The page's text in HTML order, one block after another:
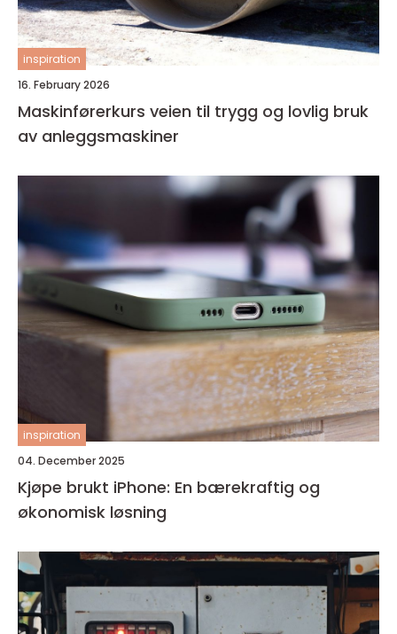
inspiration
16. February 2026
Maskinførerkurs veien til trygg og lovlig bruk
av anleggsmaskiner
inspiration
04. December 2025
Kjøpe brukt iPhone: En bærekraftig og
økonomisk løsning